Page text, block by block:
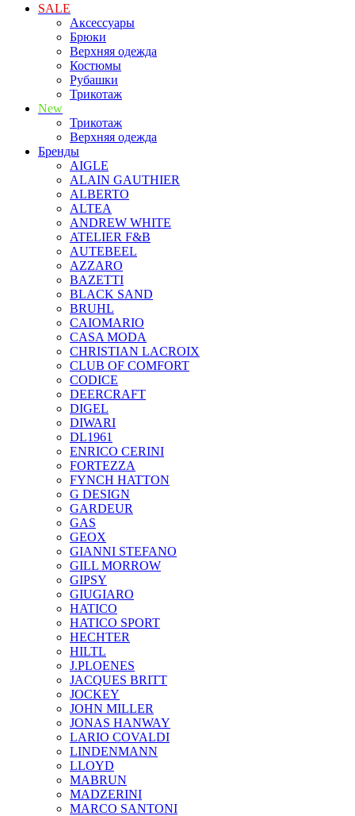
SALE
Аксессуары
Брюки
Верхняя одежда
Костюмы
Рубашки
Трикотаж
New
Трикотаж
Верхняя одежда
Бренды
AIGLE
ALAIN GAUTHIER
ALBERTO
ALTEA
ANDREW WHITE
ATELIER F&B
AUTEBEEL
AZZARO
BAZETTI
BLACK SAND
BRUHL
CAIOMARIO
CASA MODA
CHRISTIAN LACROIX
CLUB OF COMFORT
CODICE
DEERCRAFT
DIGEL
DIWARI
DL1961
ENRICO CERINI
FORTEZZA
FYNCH HATTON
G DESIGN
GARDEUR
GAS
GEOX
GIANNI STEFANO
GILL MORROW
GIPSY
GIUGIARO
HATICO
HATICO SPORT
HECHTER
HILTL
J.PLOENES
JAСQUES BRITT
JOCKEY
JOHN MILLER
JONAS HANWAY
LARIO COVALDI
LINDENMANN
LLOYD
MABRUN
MADZERINI
MARCO SANTONI